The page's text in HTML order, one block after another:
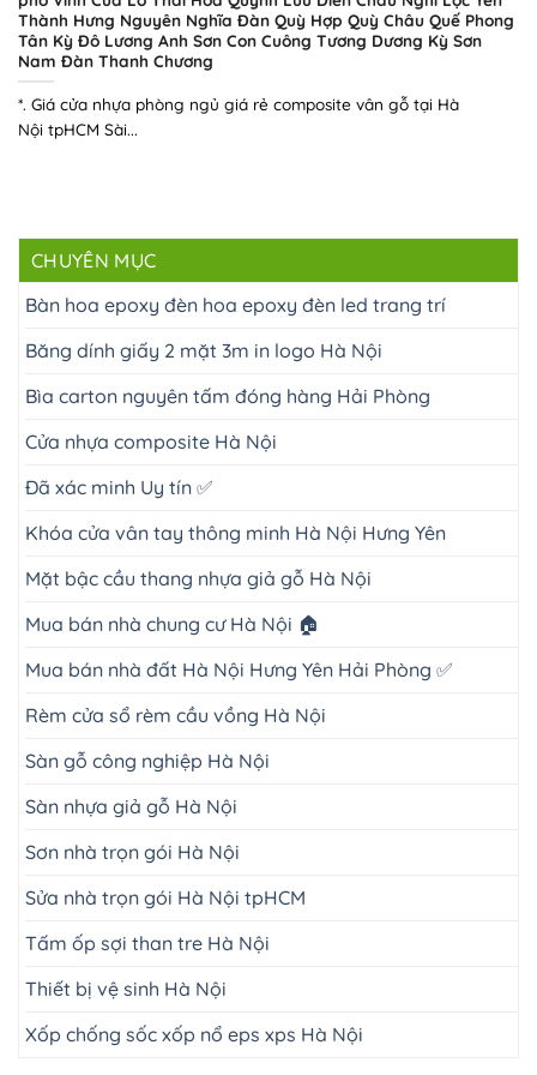
Thành Hưng Nguyên Nghĩa Đàn Quỳ Hợp Quỳ Châu Quế Phong
Tân Kỳ Đô Lương Anh Sơn Con Cuông Tương Dương Kỳ Sơn
Nam Đàn Thanh Chương
*. Giá cửa nhựa phòng ngủ giá rẻ composite vân gỗ tại Hà
Nội tpHCM Sài...
CHUYÊN MỤC
Bàn hoa epoxy đèn hoa epoxy đèn led trang trí
Băng dính giấy 2 mặt 3m in logo Hà Nội
Bìa carton nguyên tấm đóng hàng Hải Phòng
Cửa nhựa composite Hà Nội
Đã xác minh Uy tín ✅
Khóa cửa vân tay thông minh Hà Nội Hưng Yên
Mặt bậc cầu thang nhựa giả gỗ Hà Nội
Mua bán nhà chung cư Hà Nội 🏠
Mua bán nhà đất Hà Nội Hưng Yên Hải Phòng ✅
Rèm cửa sổ rèm cầu vồng Hà Nội
Sàn gỗ công nghiệp Hà Nội
Sàn nhựa giả gỗ Hà Nội
Sơn nhà trọn gói Hà Nội
Sửa nhà trọn gói Hà Nội tpHCM
Tấm ốp sợi than tre Hà Nội
Thiết bị vệ sinh Hà Nội
Xốp chống sốc xốp nổ eps xps Hà Nội